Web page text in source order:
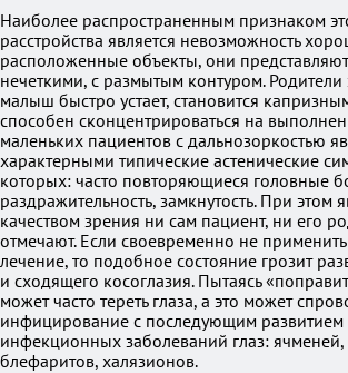
Наиболее распространенным признаком
расстройства является невозможность
расположенные объекты, они
нечеткими, с размытым контуром. Родители
малыш быстро устает, становится
способен сконцентрироваться на
маленьких пациентов с дальнозоркостью
характерными типические астенические
которых: часто повторяющиеся головные
раздражительность, замкнутость. При этом
качеством зрения ни сам пациент, ни его
отмечают. Если своевременно не
лечение, то подобное состояние грозит
и сходящего косоглазия. Пытаясь
может часто тереть глаза, а это может
инфицирование с последующим
инфекционных заболеваний глаз:
блефаритов, халязионов.